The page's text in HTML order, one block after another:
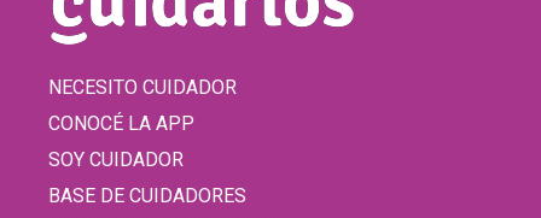
NECESITO CUIDADOR
CONOCÉ LA APP
SOY CUIDADOR
BASE DE CUIDADORES